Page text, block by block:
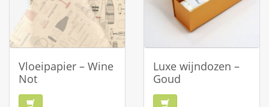
Vloeipapier – Wine
Not
Luxe wijndozen –
Goud